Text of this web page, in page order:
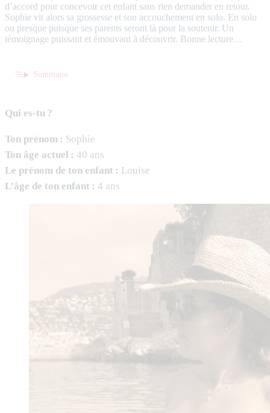
d’accord pour concevoir cet enfant sans rien demander en retour.
Sophie vit alors sa grossesse et son accouchement en solo. En solo
ou presque puisque ses parents seront là pour la soutenir. Un
témoignage puissant et émouvant à découvrir. Bonne lecture…
Sommaire
Qui es-tu ?
Ton prénom : Sophie
Ton âge actuel : 40 ans
Le prénom de ton enfant : Louise
L’âge de ton enfant : 4 ans